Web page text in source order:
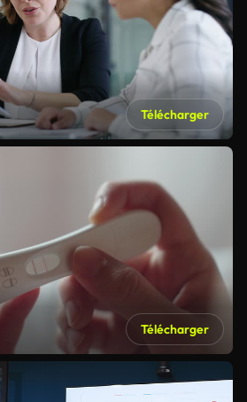
Télécharger
Télécharger